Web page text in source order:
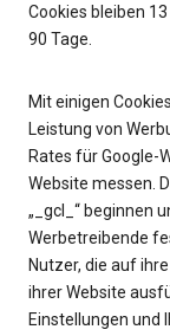
Cookies bleiben
90 Tage.
Mit einigen
Leistung von
Rates für Google-
Website messen.
„_gcl_“ beginnen
Werbetreibende
Nutzer, die auf
ihrer Website
Einstellungen und